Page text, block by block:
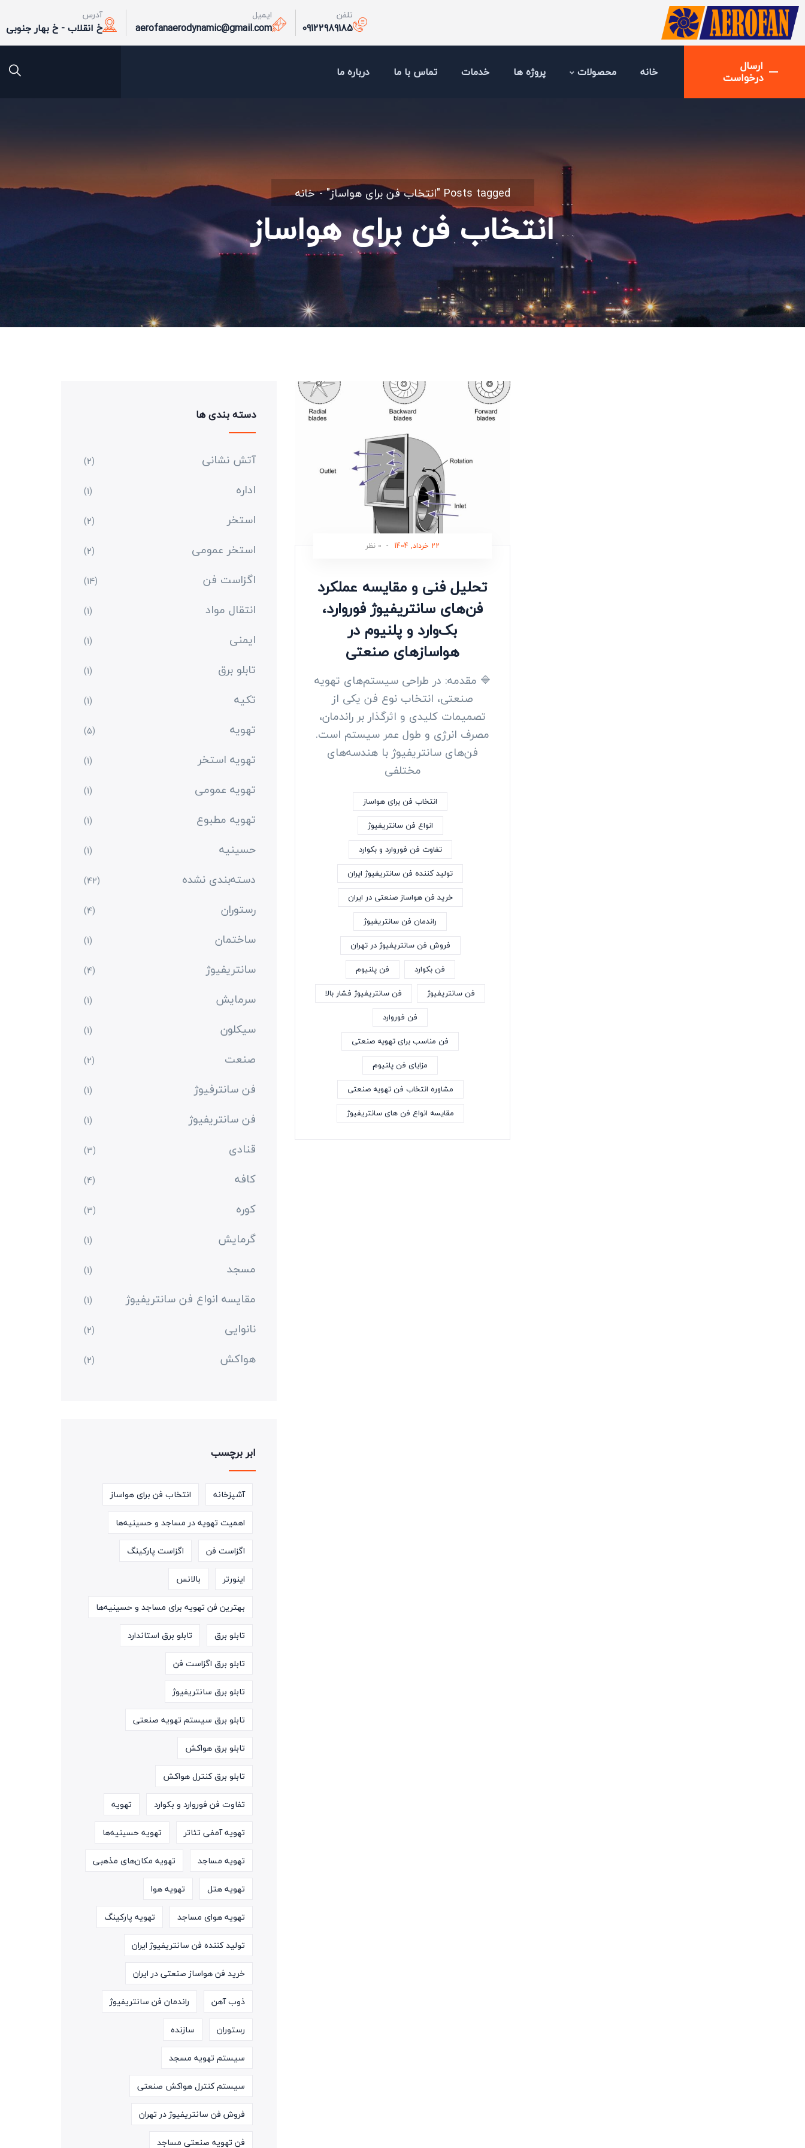
تلفن
09122989185
ایمیل
aerofanaerodynamic@gmail.com
آدرس
خ انقلاب - خ بهار جنوبی
ارسال
درخواست خانه محصولات پروژه ها خدمات تماس با ما درباره ما
خانه Posts tagged "انتخاب فن برای هواساز"
انتخاب فن برای هواساز
22 خرداد, 1404 - 0 نظر
تحلیل فنی و مقایسه عملکرد
فن‌های سانتریفیوژ فوروارد،
بک‌وارد و پلنیوم در
هواسازهای صنعتی
🔷 مقدمه: در طراحی سیستم‌های تهویه
صنعتی، انتخاب نوع فن یکی از
تصمیمات کلیدی و اثرگذار بر راندمان،
مصرف انرژی و طول عمر سیستم است.
فن‌های سانتریفیوژ با هندسه‌های
مختلفی
انتخاب فن برای هواساز
انواع فن سانتریفیوژ
تفاوت فن فوروارد و بکوارد
تولید کننده فن سانتریفیوژ ایران
خرید فن هواساز صنعتی در ایران
راندمان فن سانتریفیوژ
فروش فن سانتریفیوژ در تهران
فن بکوارد
فن پلنیوم
فن سانتریفیوژ
فن سانتریفیوژ فشار بالا
فن فوروارد
فن مناسب برای تهویه صنعتی
مزایای فن پلنیوم
مشاوره انتخاب فن تهویه صنعتی
مقایسه انواع فن های سانتریفیوژ
دسته بندی ها
آتش نشانی (2)
اداره (1)
استخر (2)
استخر عمومی (2)
اگزاست فن (14)
انتقال مواد (1)
ایمنی (1)
تابلو برق (1)
تکیه (1)
تهویه (5)
تهویه استخر (1)
تهویه عمومی (1)
تهویه مطبوع (1)
حسینیه (1)
دسته‌بندی نشده (42)
رستوران (4)
ساختمان (1)
سانتریفیوژ (4)
سرمایش (1)
سیکلون (1)
صنعت (2)
فن سانترفیوژ (1)
فن سانتریفیوژ (1)
قنادی (3)
کافه (4)
کوره (3)
گرمایش (1)
مسجد (1)
مقایسه انواع فن سانتریفیوژ (1)
نانوایی (2)
هواکش (2)
ابر برچسب
آشپزخانه
انتخاب فن برای هواساز
اهمیت تهویه در مساجد و حسینیه‌ها
اگزاست فن
اگزاست پارکینگ
اینورتر
بالانس
بهترین فن تهویه برای مساجد و حسینیه‌ها
تابلو برق
تابلو برق استاندارد
تابلو برق اگزاست فن
تابلو برق سانتریفیوژ
تابلو برق سیستم تهویه صنعتی
تابلو برق هواکش
تابلو برق کنترل هواکش
تفاوت فن فوروارد و بکوارد
تهویه
تهویه آمفی تئاتر
تهویه حسینیه‌ها
تهویه مساجد
تهویه مکان‌های مذهبی
تهویه هتل
تهویه هوا
تهویه هوای مساجد
تهویه پارکینگ
تولید کننده فن سانتریفیوژ ایران
خرید فن هواساز صنعتی در ایران
ذوب آهن
راندمان فن سانتریفیوژ
رستوران
سازنده
سیستم تهویه مسجد
سیستم کنترل هواکش صنعتی
فروش فن سانتریفیوژ در تهران
فن تهویه صنعتی مساجد